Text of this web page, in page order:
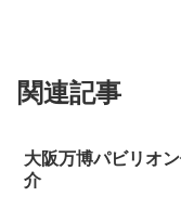
関連記事
大阪万博パビリオ
介